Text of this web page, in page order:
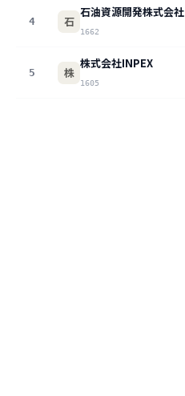
4 石
石油資源開発株式会社
1662
5 株
株式会社INPEX
1605